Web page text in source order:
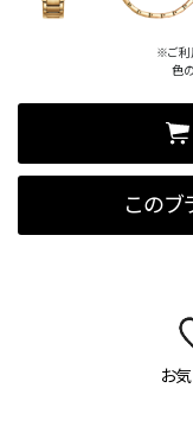
※ご利
色
このブ
お